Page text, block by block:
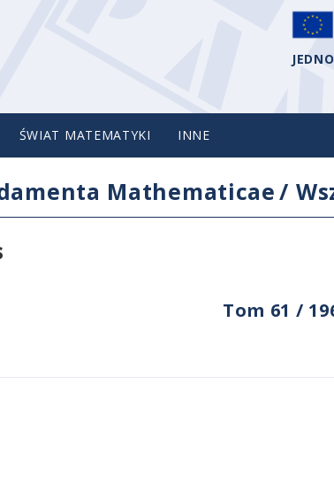
ŚWIAT MATEMATYKI INNE
Mathematicae/
Tom 61 /